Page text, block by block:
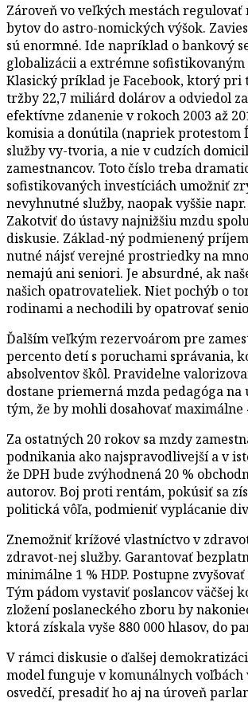
Zároveň vo veľkých mestách
bytov do astro-nomických výšok.
sú enormné. Ide napríklad o bankový
globalizácii a extrémne
Klasický príklad je Facebook, ktorý pri
tržby 22,7 miliárd dolárov a odviedol
efektívne zdanenie v rokoch 2003 až
komisia a donútila (napriek protestom
služby vy-tvoria, a nie v cudzích
zamestnancov. Toto číslo treba
sofistikovaných investíciách umožniť
nevyhnutné služby, naopak vyššie
Zakotviť do ústavy najnižšiu mzdu
diskusie. Základ-ný podmienený
nutné nájsť verejné prostriedky na
nemajú ani seniori. Je absurdné, ak
našich opatrovateliek. Niet pochýb o
rodinami a nechodili by opatrovať
Ďalším veľkým rezervoárom pre
percento detí s poruchami správania,
absolventov škôl. Pravidelne
dostane priemerná mzda pedagóga
tým, že by mohli dosahovať
Za ostatných 20 rokov sa mzdy
podnikania ako najspravodlivejší a v
že DPH bude zvýhodnená 20 %
autorov. Boj proti rentám, pokúsiť sa
politická vôľa, podmieniť vyplácanie
Znemožniť krížové vlastníctvo v
zdravot-nej služby. Garantovať
minimálne 1 % HDP. Postupne
Tým pádom vystaviť poslancov väčšej
zložení poslaneckého zboru by
ktorá získala vyše 880 000 hlasov, do
V rámci diskusie o ďalšej
model funguje v komunálnych voľbách
osvedčí, presadiť ho aj na úroveň